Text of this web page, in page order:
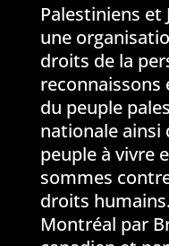
Palestiniens et
une
droits de la
du peuple
nationale ainsi
peuple à vivre
sommes
droits
Montréal par